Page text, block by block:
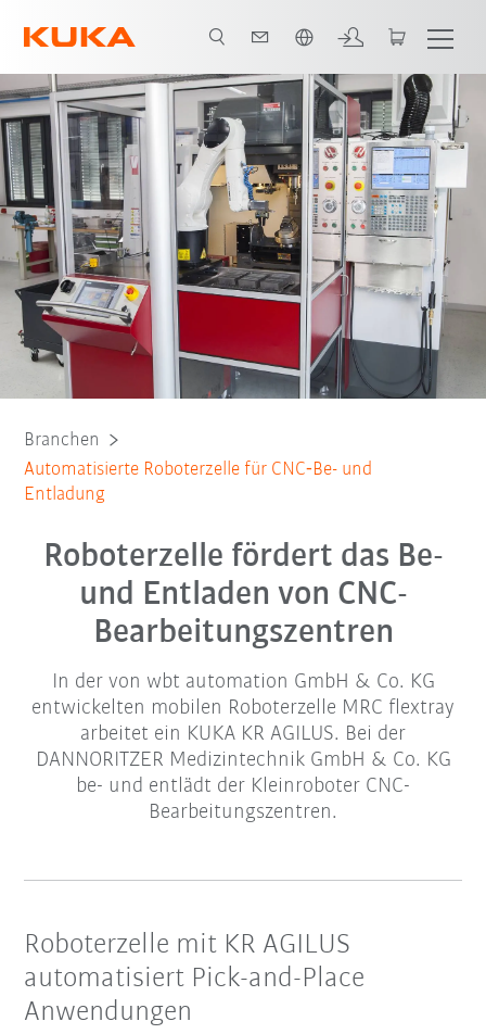
Alle System Partner
Branchen
Automatisierte Roboterzelle für CNC‑Be- und
Entladung
Roboterzelle fördert das Be-
und Entladen von CNC-
Bearbeitungszentren
In der von wbt automation GmbH & Co. KG
entwickelten mobilen Roboterzelle MRC flextray
arbeitet ein KUKA KR AGILUS. Bei der
DANNORITZER Medizintechnik GmbH & Co. KG
be- und entlädt der Kleinroboter CNC-
Bearbeitungszentren.
Roboterzelle mit KR AGILUS
automatisiert Pick-and-Place
Anwendungen